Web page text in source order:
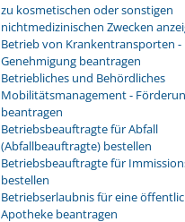
zu kosmetischen oder sonstigen
nichtmedizinischen Zwecken
Betrieb von Krankentransporten -
Genehmigung beantragen
Betriebliches und Behördliches
Mobilitätsmanagement -
beantragen
Betriebsbeauftragte für Abfall
(Abfallbeauftragte) bestellen
Betriebsbeauftragte für
bestellen
Betriebserlaubnis für eine
Apotheke beantragen